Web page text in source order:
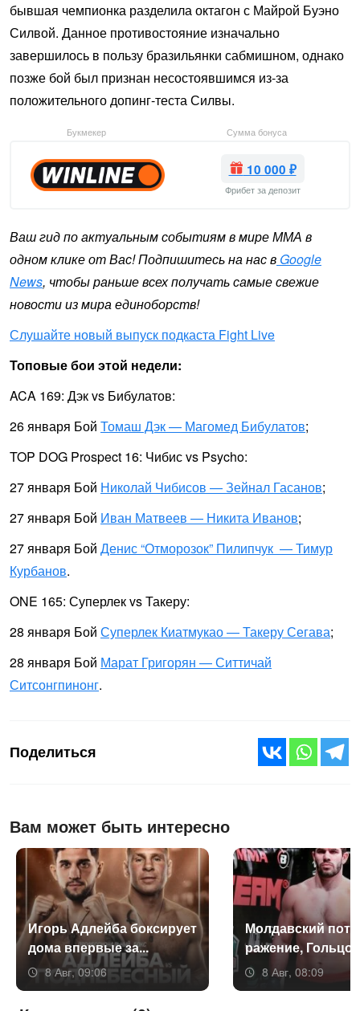
бывшая чемпионка разделила октагон с Майрой Буэно
Силвой. Данное противостояние изначально
завершилось в пользу бразильянки сабмишном, однако
позже бой был признан несостоявшимся из-за
положительного допинг-теста Силвы.
Букмекер Сумма бонуса
10 000 ₽
Фрибет за депозит
Ваш гид по актуальным событиям в мире ММА в
одном клике от Вас! Подпишитесь на нас в Google
News, чтобы раньше всех получать самые свежие
новости из мира единоборств!
Слушайте новый выпуск подкаста Fight Live
Топовые бои этой недели:
ACA 169: Дэк vs Бибулатов:
26 января Бой Томаш Дэк — Магомед Бибулатов;
TOP DOG Prospect 16: Чибис vs Psycho:
27 января Бой Николай Чибисов — Зейнал Гасанов;
27 января Бой Иван Матвеев — Никита Иванов;
27 января Бой Денис “Отморозок” Пилипчук — Тимур
Курбанов.
ONE 165: Суперлек vs Такеру:
28 января Бой Суперлек Киатмукао — Такеру Сегава;
28 января Бой Марат Григорян — Ситтичай
Ситсонгпинонг.
Поделиться
Вам может быть интересно
Игорь Ад­лей­ба бок­си­ру­ет
до­ма впер­вые за...
8 Авг, 09:06
Мол­давс­кий
раже­ние,
8 Авг, 08:09